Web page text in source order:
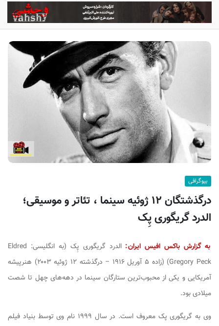
ب
ا
ک
س
آ
ف
ی
س
ا
ی
ر
ا
ن
بیوگرافی
درگذشتگان ۱۲ ژوئیه سینما ، تئاتر و موسیقی؛
الدرد گریگوری پِک
به گزارش باکس افیس ایران: الدرد گریگوری پِک (به انگلیسی: Eldred
Gregory Peck
) (زاده ۵ آوریل ۱۹۱۶ – درگذشته ۱۲ ژوئیه ۲۰۰۳) هنرپیشه
آمریکایی و یکی از محبوب‌ترین ستارگان سینما در دهه‌های چهل تا شصت
میلادی بود.
وی به گریگوری پک معروف است. در سال ۱۹۹۹ نام وی توسط بنیاد فیلم